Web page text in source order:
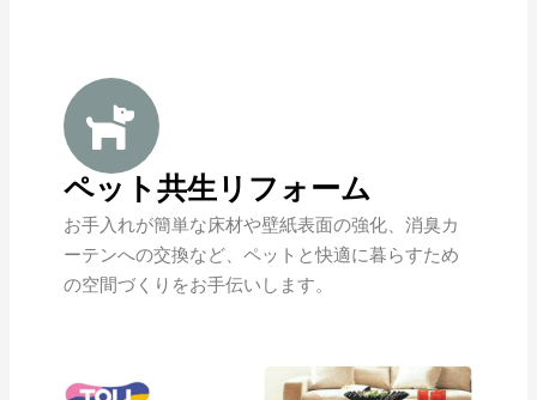
ペット共生リフォーム
お手入れが簡単な床材や壁紙表面の強化、消臭カ
ーテンへの交換など、ペットと快適に暮らすため
の空間づくりをお手伝いします。